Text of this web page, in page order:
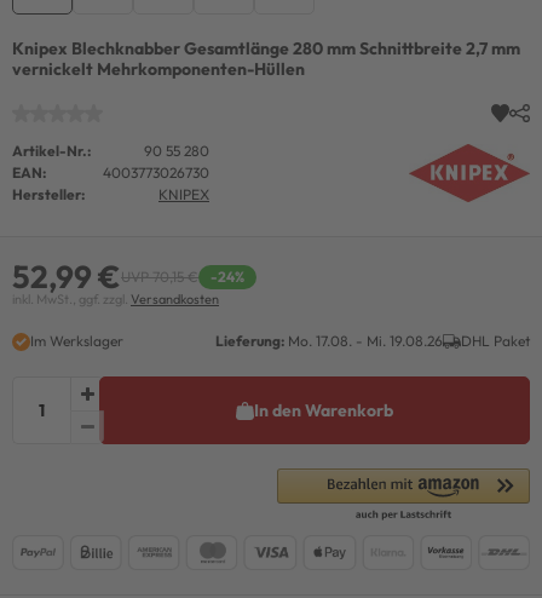
Knipex Blechknabber Gesamtlänge 280 mm Schnittbreite 2,7 mm
vernickelt Mehrkomponenten-Hüllen
Artikel-Nr.:
90 55 280
EAN:
4003773026730
Hersteller:
KNIPEX
52,99 €UVP 70,15 € -24%
inkl. MwSt., ggf. zzgl. Versandkosten
Im Werkslager Lieferung: Mo. 17.08. - Mi. 19.08.26 DHL Paket
In den Warenkorb